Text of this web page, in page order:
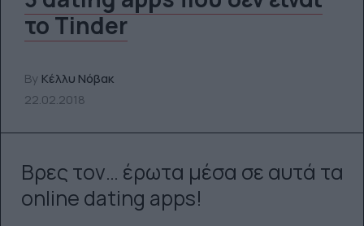
το Tinder
By Κέλλυ Νόβακ
22.02.2018
Βρες τον… έρωτα μέσα σε αυτά τα
online dating apps!